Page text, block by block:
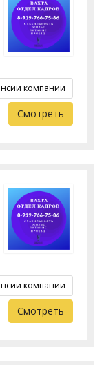
компании
Смотреть
компании
Смотреть